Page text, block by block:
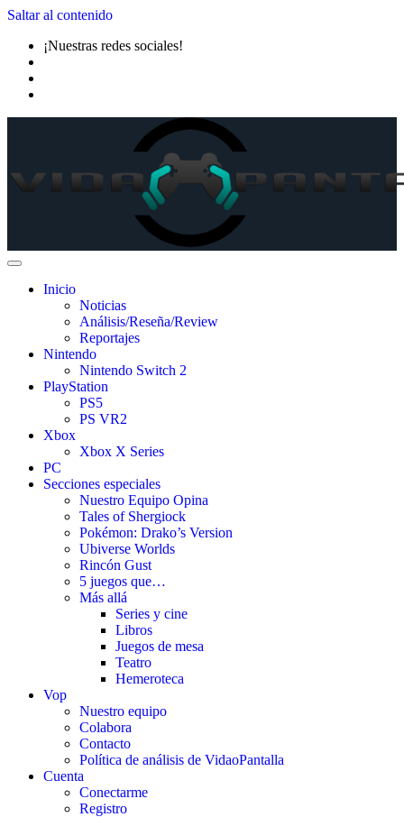
Saltar al contenido
¡Nuestras redes sociales!
Inicio
Noticias
Análisis/Reseña/Review
Reportajes
Nintendo
Nintendo Switch 2
PlayStation
PS5
PS VR2
Xbox
Xbox X Series
PC
Secciones especiales
Nuestro Equipo Opina
Tales of Shergiock
Pokémon: Drako’s Version
Ubiverse Worlds
Rincón Gust
5 juegos que…
Más allá
Series y cine
Libros
Juegos de mesa
Teatro
Hemeroteca
Vop
Nuestro equipo
Colabora
Contacto
Política de análisis de VidaoPantalla
Cuenta
Conectarme
Registro